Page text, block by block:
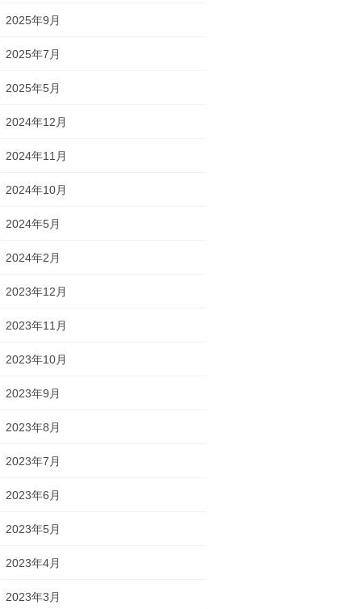
2025年9月
2025年7月
2025年5月
2024年12月
2024年11月
2024年10月
2024年5月
2024年2月
2023年12月
2023年11月
2023年10月
2023年9月
2023年8月
2023年7月
2023年6月
2023年5月
2023年4月
2023年3月